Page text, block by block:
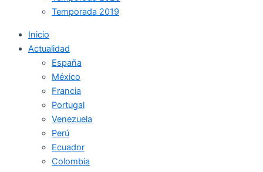
Temporada 2019
Inicio
Actualidad
España
México
Francia
Portugal
Venezuela
Perú
Ecuador
Colombia